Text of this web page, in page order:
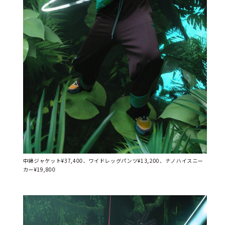
中綿ジャケット¥37,400、ワイドレッグパンツ¥13,200、ナノハイスニー
カー¥19,800